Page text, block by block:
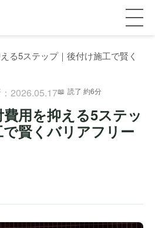
る5ステップ｜後付け施工で賢く
2026.05.17 読了 約6分
用を抑える5ステッ
賢くバリアフリー